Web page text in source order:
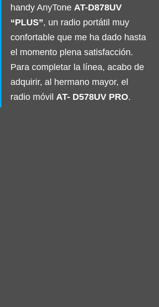
handy AnyTone AT-D878UV
“PLUS”, un radio portátil muy
confortable que me ha dado hasta
el momento plena satisfacción.
Para completar la línea, acabo de
adquirir, al hermano mayor, el
radio móvil AT- D578UV PRO.